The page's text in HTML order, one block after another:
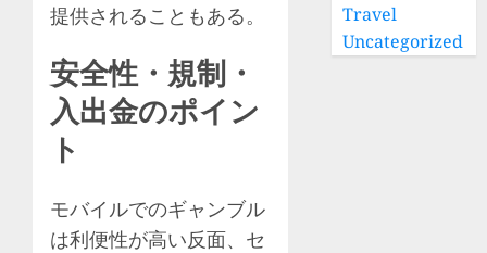
提供されることもある。
安全性・規制・
入出金のポイン
ト
モバイルでのギャンブル
は利便性が高い反面、セ
Travel
Uncategorized